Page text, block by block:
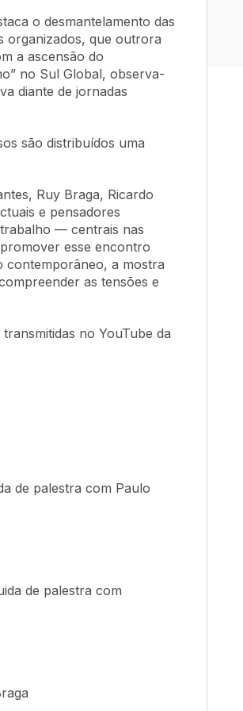
o desmantelamento das
organizados, que outrora
a ascensão do
no Sul Global, observa-
diante de jornadas
são distribuídos uma
Ruy Braga, Ricardo
e pensadores
— centrais nas
esse encontro
contemporâneo, a mostra
as tensões e
no YouTube da
de palestra com Paulo
de palestra com